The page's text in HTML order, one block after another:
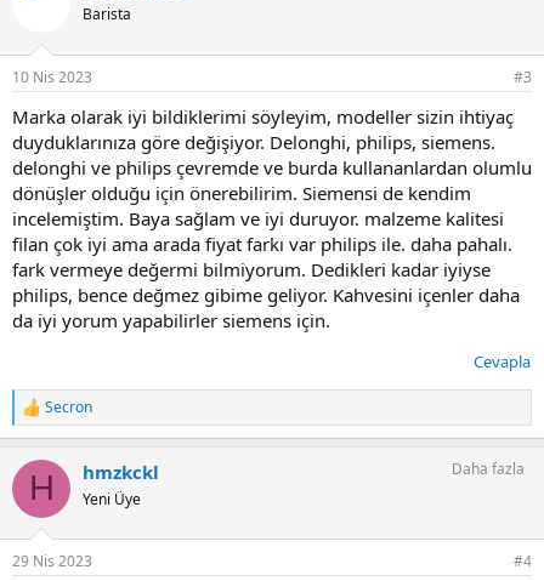
:
Barista
10 Nis 2023 #3
Marka olarak iyi bildiklerimi söyleyim, modeller sizin ihtiyaç
duyduklarınıza göre değişiyor. Delonghi, philips, siemens.
delonghi ve philips çevremde ve burda kullananlardan olumlu
dönüşler olduğu için önerebilirim. Siemensi de kendim
incelemiştim. Baya sağlam ve iyi duruyor. malzeme kalitesi
filan çok iyi ama arada fiyat farkı var philips ile. daha pahalı.
fark vermeye değermi bilmiyorum. Dedikleri kadar iyiyse
philips, bence değmez gibime geliyor. Kahvesini içenler daha
da iyi yorum yapabilirler siemens için.
Cevapla
T
e
k
l
:
Secron
H hmzkckl
Yeni Üye
Daha fazla
29 Nis 2023 #4